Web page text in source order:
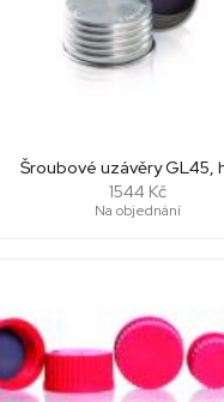
Šroubové uzávěry GL45,
1544 Kč
Na objednání